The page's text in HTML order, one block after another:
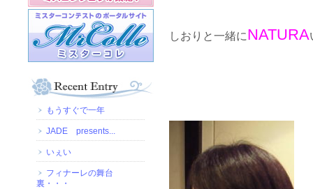
しおりと一緒にNATURA
もうすぐで一年
JADE presents...
いぇい
フィナーレの舞台
裏・・・